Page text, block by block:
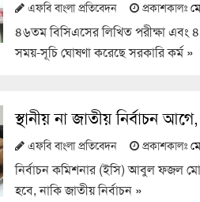
এফবি বাংলা প্রতিবেদন প্রকাশকালঃ
৪৬তম বিসিএসের লিখিত পরীক্ষা এবং
সময়-সূচি ঘোষণা করেছে সরকারি কর্ম»
স্থানীয় না জাতীয় নির্বাচন
এফবি বাংলা প্রতিবেদন প্রকাশকালঃ
নির্বাচন কমিশনার (ইসি) আবুল ফজল মো.
হবে, নাকি জাতীয় নির্বাচন »